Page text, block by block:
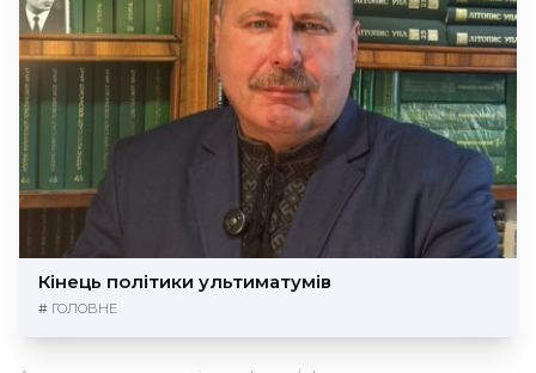
Кінець політики ультиматумів
# ГОЛОВНЕ